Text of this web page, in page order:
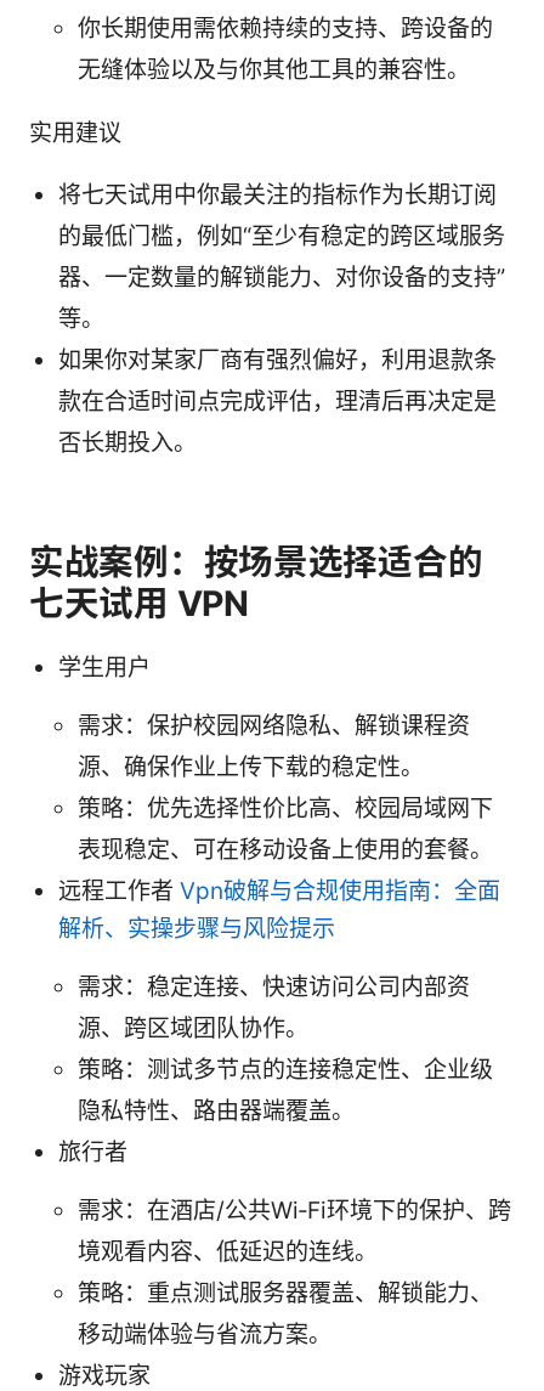
你长期使用需依赖持续的支持、跨设备的
无缝体验以及与你其他工具的兼容性。
实用建议
将七天试用中你最关注的指标作为长期订阅
的最低门槛，例如“至少有稳定的跨区域服务
器、一定数量的解锁能力、对你设备的支持”
等。
如果你对某家厂商有强烈偏好，利用退款条
款在合适时间点完成评估，理清后再决定是
否长期投入。
实战案例：按场景选择适合的
七天试用 VPN
学生用户
需求：保护校园网络隐私、解锁课程资
源、确保作业上传下载的稳定性。
策略：优先选择性价比高、校园局域网下
表现稳定、可在移动设备上使用的套餐。
远程工作者 Vpn破解与合规使用指南：全面
解析、实操步骤与风险提示
需求：稳定连接、快速访问公司内部资
源、跨区域团队协作。
策略：测试多节点的连接稳定性、企业级
隐私特性、路由器端覆盖。
旅行者
需求：在酒店/公共Wi‑Fi环境下的保护、跨
境观看内容、低延迟的连线。
策略：重点测试服务器覆盖、解锁能力、
移动端体验与省流方案。
游戏玩家